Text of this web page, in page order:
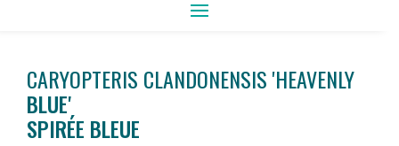
CARYOPTERIS CLANDONENSIS 'HEAVENLY
BLUE'
SPIRÉE BLEUE